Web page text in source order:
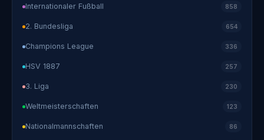
Internationaler Fußball 858
2. Bundesliga 654
Champions League 336
HSV 1887 257
3. Liga 230
Weltmeisterschaften 123
Nationalmannschaften 86